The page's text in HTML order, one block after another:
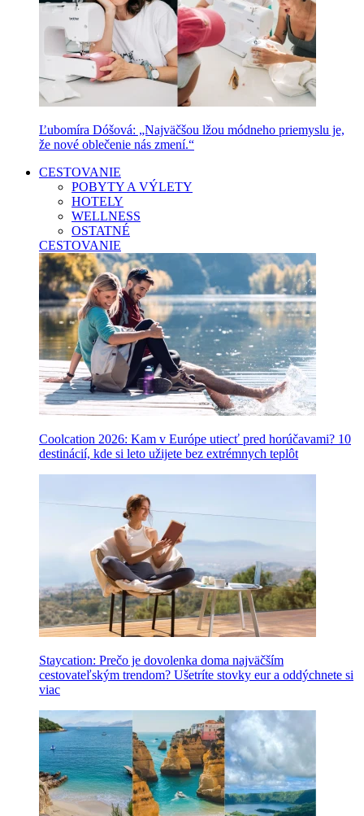
Ľubomíra Dóšová: „Najväčšou lžou módneho priemyslu je,
že nové oblečenie nás zmení.“
CESTOVANIE
POBYTY A VÝLETY
HOTELY
WELLNESS
OSTATNÉ
CESTOVANIE
Coolcation 2026: Kam v Európe utiecť pred horúčavami? 10
destinácií, kde si leto užijete bez extrémnych teplôt
Staycation: Prečo je dovolenka doma najväčším
cestovateľským trendom? Ušetríte stovky eur a oddýchnete si
viac